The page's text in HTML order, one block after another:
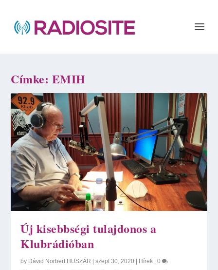
Címke: EMIH
Új kisebbségi tulajdonos a
Klubrádióban
by Dávid Norbert HUSZÁR |szept 30, 2020 | Hírek |0